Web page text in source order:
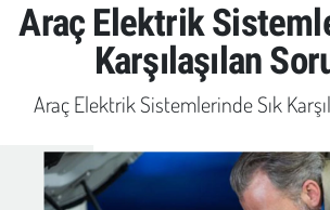
Araç Elektrik
Karşılaşılan
Araç Elektrik Sistemlerinde Sık
Ekonomi
Yaşam
Yerel Haberler
Eğitim
Tüm Manşetler
Son Dakika Haberleri
Haber Arşivi